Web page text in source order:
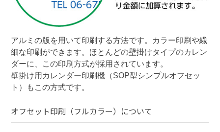
アルミの版を用いて印刷する方法です。カラー印刷や繊
細な印刷ができます。ほとんどの壁掛けタイプのカレン
ダーに、この印刷方式が採用されています。
壁掛け用カレンダー印刷機（SOP型シンプルオフセッ
ト）もこの方式です。
オフセット印刷（フルカラー） について